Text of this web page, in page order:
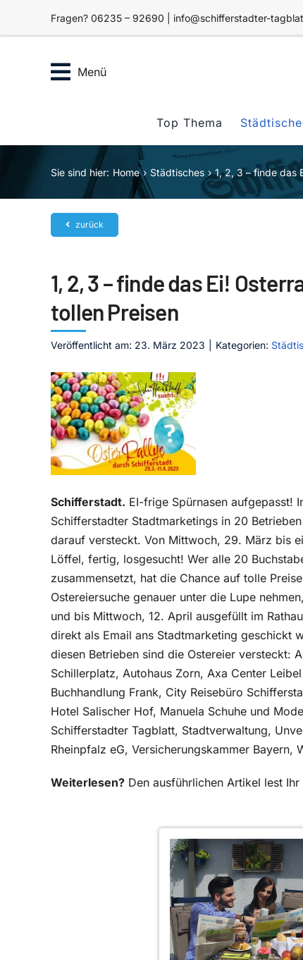
Fragen? 06235 – 92690 | info@schifferstadter-
Menü
Top Thema
Sie sind hier: Home Städtisches 1, 2, 3 – finde das
zurück
1, 2, 3 – finde das Ei!
tollen Preisen
Veröffentlicht am: 23. März 2023 Kategorien:
Schifferstadt. EI-frige Spürnasen aufgepasst!
Schifferstadter Stadtmarketings in 20
darauf versteckt. Von Mittwoch, 29. März bis
Löffel, fertig, losgesucht! Wer alle 20
zusammensetzt, hat die Chance auf tolle
Ostereiersuche genauer unter die Lupe
und bis Mittwoch, 12. April ausgefüllt im
direkt als Email ans Stadtmarketing geschickt
diesen Betrieben sind die Ostereier versteckt:
Schillerplatz, Autohaus Zorn, Axa Center
Buchhandlung Frank, City Reisebüro
Hotel Salischer Hof, Manuela Schuhe und
Schifferstadter Tagblatt, Stadtverwaltung,
Rheinpfalz eG, Versicherungskammer Bayern,
Weiterlesen? Den ausführlichen Artikel lest